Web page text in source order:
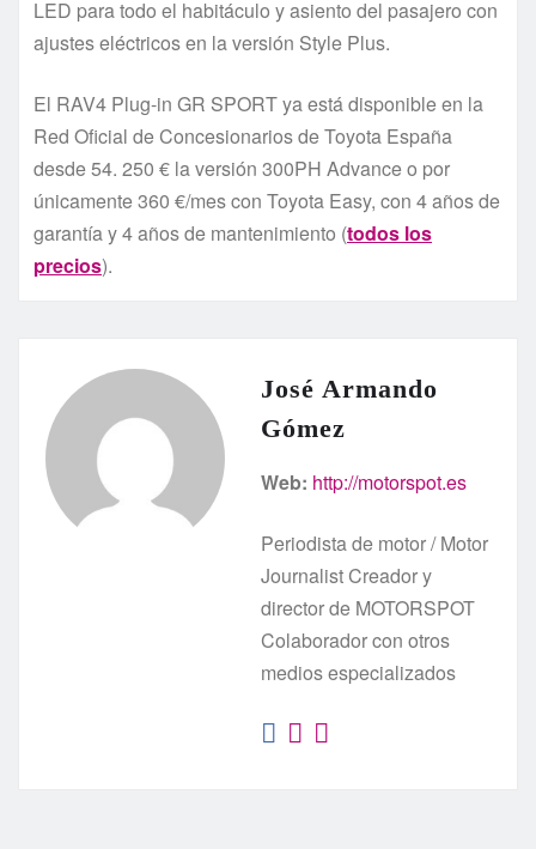
LED para todo el habitáculo y asiento del pasajero con
ajustes eléctricos en la versión Style Plus.
El RAV4 Plug-in GR SPORT ya está disponible en la
Red Oficial de Concesionarios de Toyota España
desde 54. 250 € la versión 300PH Advance o por
únicamente 360 €/mes con Toyota Easy, con 4 años de
garantía y 4 años de mantenimiento (todos los
precios).
José Armando
Gómez
Web: http://motorspot.es
Periodista de motor / Motor
Journalist Creador y
director de MOTORSPOT
Colaborador con otros
medios especializados